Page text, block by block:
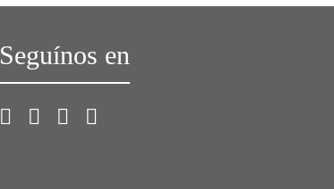
Seguínos en